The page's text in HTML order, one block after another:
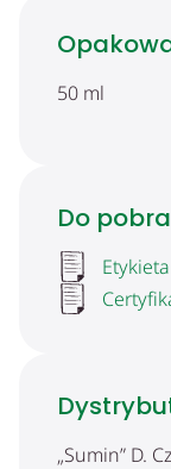
50 ml
Do
Etykieta
„Sumin” D.